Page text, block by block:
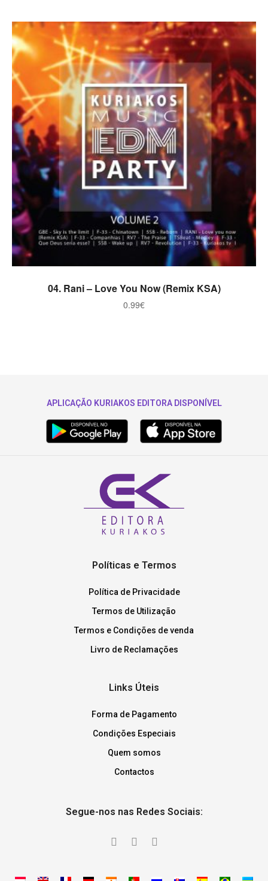
ADICIONAR
04. Rani – Love You Now (Remix KSA)
0.99€
APLICAÇÃO KURIAKOS EDITORA DISPONÍVEL
Políticas e Termos
Política de Privacidade
Termos de Utilização
Termos e Condições de venda
Livro de Reclamações
Links Úteis
Forma de Pagamento
Condições Especiais
Quem somos
Contactos
Segue-nos nas Redes Sociais: